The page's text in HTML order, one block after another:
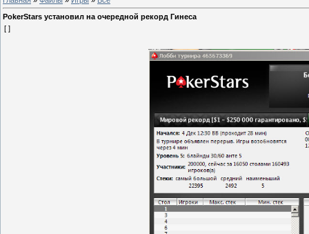
PokerStars установил на очередной рекорд Гинеса
[ ]